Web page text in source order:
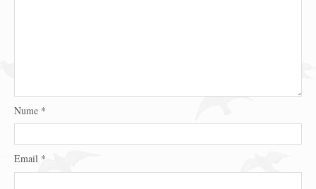
Nume *
Email *